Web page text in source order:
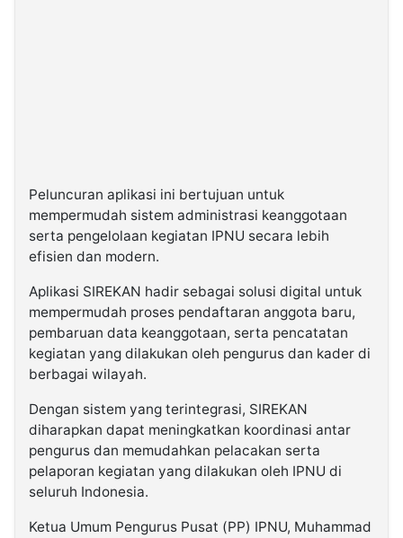
Peluncuran aplikasi ini bertujuan untuk
mempermudah sistem administrasi keanggotaan
serta pengelolaan kegiatan IPNU secara lebih
efisien dan modern.
Aplikasi SIREKAN hadir sebagai solusi digital untuk
mempermudah proses pendaftaran anggota baru,
pembaruan data keanggotaan, serta pencatatan
kegiatan yang dilakukan oleh pengurus dan kader di
berbagai wilayah.
Dengan sistem yang terintegrasi, SIREKAN
diharapkan dapat meningkatkan koordinasi antar
pengurus dan memudahkan pelacakan serta
pelaporan kegiatan yang dilakukan oleh IPNU di
seluruh Indonesia.
Ketua Umum Pengurus Pusat (PP) IPNU, Muhammad